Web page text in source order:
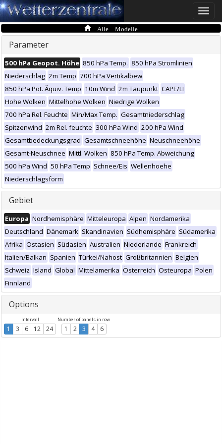
Toggle
Alle Modelle
Parameter
500 hPa Geopot. Höhe 850 hPa Temp. 850 hPa Stromlinien
Niederschlag 2m Temp 700 hPa Vertikalbew
850 hPa Pot. Äquiv. Temp 10m Wind 2m Taupunkt CAPE/LI
Hohe Wolken Mittelhohe Wolken Niedrige Wolken
700 hPa Rel. Feuchte Min/Max Temp. Gesamtniederschlag
Spitzenwind 2m Rel. feuchte 300 hPa Wind 200 hPa Wind
Gesamtbedeckungsgrad Gesamtschneehöhe Neuschneehöhe
Gesamt-Neuschnee Mittl. Wolken 850 hPa Temp. Abweichung
500 hPa Wind 50 hPa Temp Schnee/Eis Wellenhoehe
Niederschlagsform
Gebiet
Europa Nordhemisphäre Mitteleuropa Alpen Nordamerika
Deutschland Dänemark Skandinavien Südhemisphäre Südamerika
Afrika Ostasien Südasien Australien Niederlande Frankreich
Italien/Balkan Spanien Türkei/Nahost Großbritannien Belgien
Schweiz Island Global Mittelamerika Österreich Osteuropa Polen
Finnland
Options
Intervall
1 3 6 12 24
Number of panels in row
1 2 3 4 6